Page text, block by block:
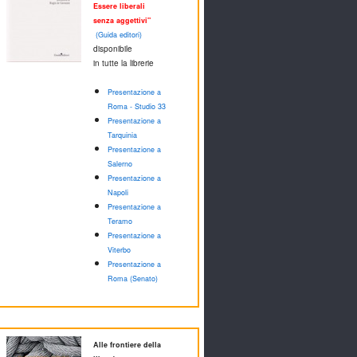
Essere liberali
senza aggettivi"
(Guida editori)
disponibile
in tutte la librerie
Presentazione a
Roma - Studio 33
Presentazione a
Tarquinia
Presentazione a
Salerno
Presentazione a
Napoli
Presentazione a
Teramo
Presentazione a
Viterbo
Presentazione a
Roma (Senato)
Alle frontiere della